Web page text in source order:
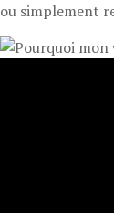
ou simplement